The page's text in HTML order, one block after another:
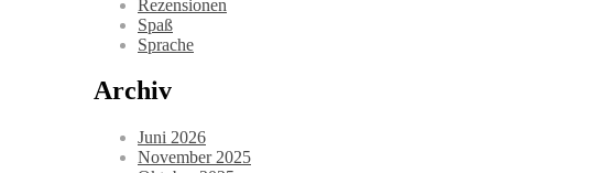
Rezensionen
Spaß
Sprache
Archiv
Juni 2026
November 2025